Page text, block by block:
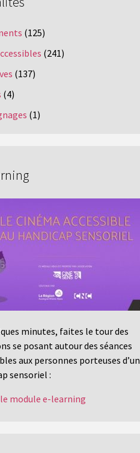
(125)
(241)
(137)
(4)
(1)
minutes, faites le tour des
se posant autour des séances
aux personnes porteuses d’un
sensoriel :
module e-learning